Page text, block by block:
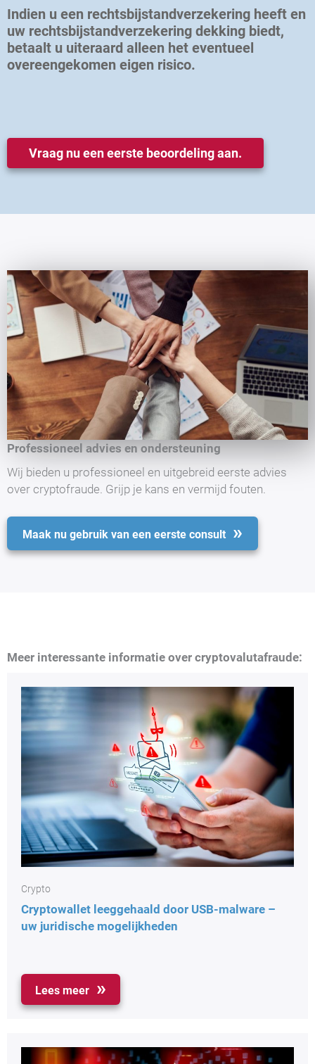
Indien u een rechtsbijstandverzekering heeft en
uw rechtsbijstandverzekering dekking biedt,
betaalt u uiteraard alleen het eventueel
overeengekomen eigen risico.
Vraag nu een eerste beoordeling aan.
Professioneel advies en ondersteuning
Wij bieden u professioneel en uitgebreid eerste advies
over cryptofraude. Grijp je kans en vermijd fouten.
Maak nu gebruik van een eerste consult
Meer interessante informatie over cryptovalutafraude:
Crypto
Cryptowallet leeggehaald door USB-malware –
uw juridische mogelijkheden
Lees meer